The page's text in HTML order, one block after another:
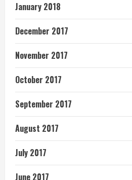
January 2018
December 2017
November 2017
October 2017
September 2017
August 2017
July 2017
June 2017